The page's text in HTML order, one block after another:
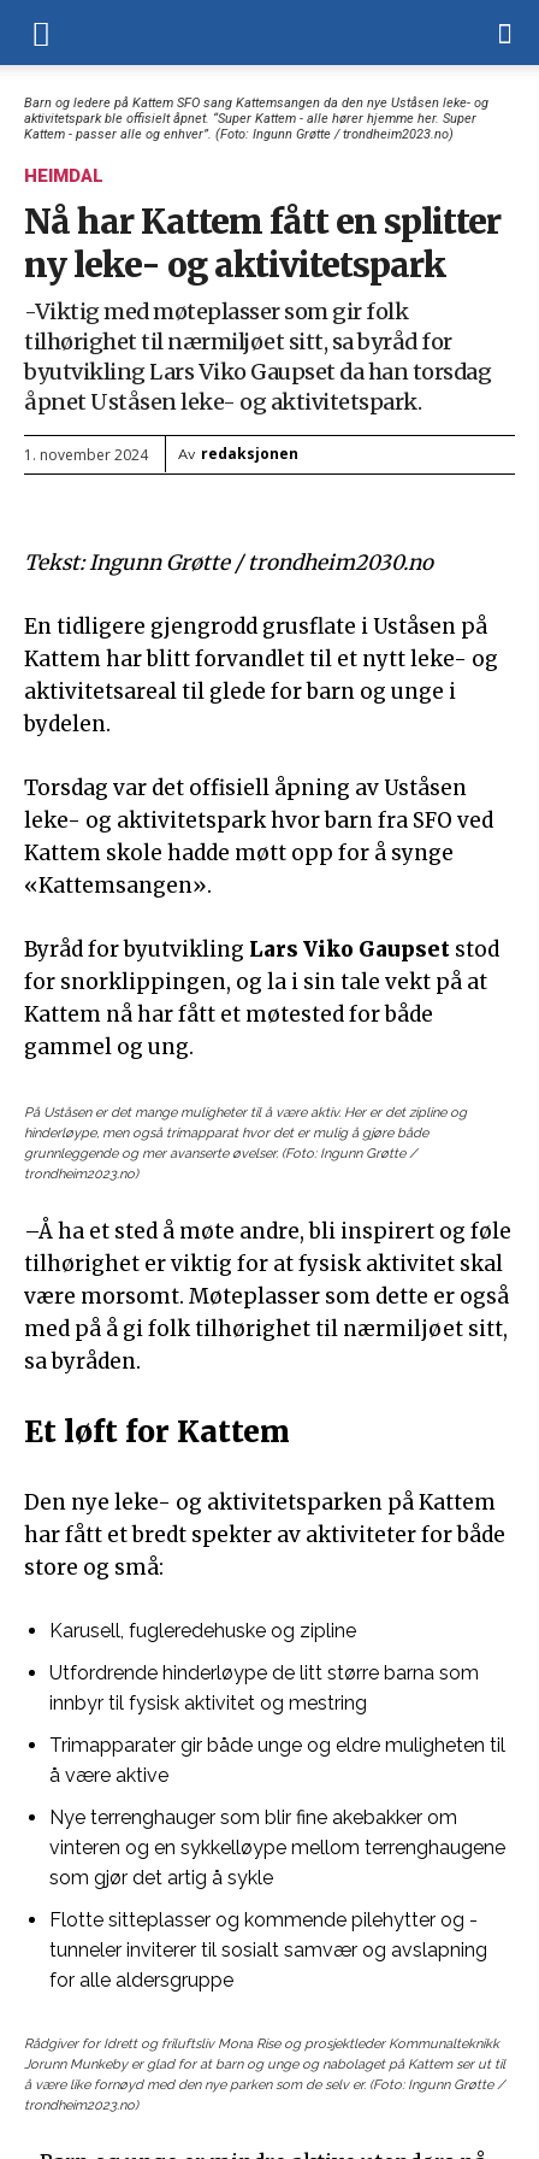
Barn og ledere på Kattem SFO sang Kattemsangen da den nye Uståsen leke- og
aktivitetspark ble offisielt åpnet. “Super Kattem - alle hører hjemme her. Super
Kattem - passer alle og enhver”. (Foto: Ingunn Grøtte / trondheim2023.no)
HEIMDAL
Nå har Kattem fått en splitter
ny leke- og aktivitetspark
-Viktig med møteplasser som gir folk
tilhørighet til nærmiljøet sitt, sa byråd for
byutvikling Lars Viko Gaupset da han torsdag
åpnet Uståsen leke- og aktivitetspark.
1. november 2024 Av redaksjonen
Tekst: Ingunn Grøtte / trondheim2030.no
En tidligere gjengrodd grusflate i Uståsen på
Kattem har blitt forvandlet til et nytt leke- og
aktivitetsareal til glede for barn og unge i
bydelen.
Torsdag var det offisiell åpning av Uståsen
leke- og aktivitetspark hvor barn fra SFO ved
Kattem skole hadde møtt opp for å synge
«Kattemsangen».
Byråd for byutvikling Lars Viko Gaupset stod
for snorklippingen, og la i sin tale vekt på at
Kattem nå har fått et møtested for både
gammel og ung.
På Uståsen er det mange muligheter til å være aktiv. Her er det zipline og
hinderløype, men også trimapparat hvor det er mulig å gjøre både
grunnleggende og mer avanserte øvelser. (Foto: Ingunn Grøtte /
trondheim2023.no)
–Å ha et sted å møte andre, bli inspirert og føle
tilhørighet er viktig for at fysisk aktivitet skal
være morsomt. Møteplasser som dette er også
med på å gi folk tilhørighet til nærmiljøet sitt,
sa byråden.
Et løft for Kattem
Den nye leke- og aktivitetsparken på Kattem
har fått et bredt spekter av aktiviteter for både
store og små:
Karusell, fugleredehuske og zipline
Utfordrende hinderløype de litt større barna som
innbyr til fysisk aktivitet og mestring
Trimapparater gir både unge og eldre muligheten til
å være aktive
Nye terrenghauger som blir fine akebakker om
vinteren og en sykkelløype mellom terrenghaugene
som gjør det artig å sykle
Flotte sitteplasser og kommende pilehytter og -
tunneler inviterer til sosialt samvær og avslapning
for alle aldersgruppe
Rådgiver for Idrett og friluftsliv Mona Rise og prosjektleder Kommunalteknikk
Jorunn Munkeby er glad for at barn og unge og nabolaget på Kattem ser ut til
å være like fornøyd med den nye parken som de selv er. (Foto: Ingunn Grøtte /
trondheim2023.no)